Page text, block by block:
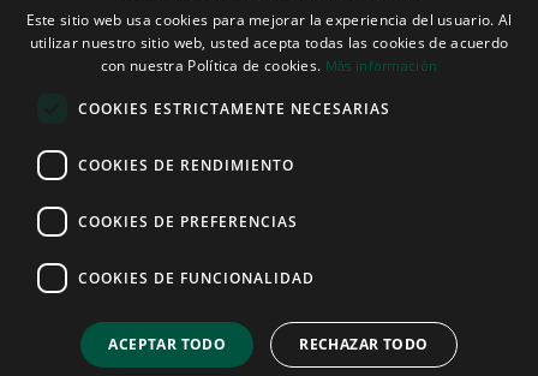
info@pamplona.uned.es
Lege-oharra Pribatutasun-politikaCookieen politika
Erreklamazio kanala
Este sitio web usa cookies para mejorar la experiencia del usuario. Al
utilizar nuestro sitio web, usted acepta todas las cookies de acuerdo
con nuestra Política de cookies. Más información
COOKIES ESTRICTAMENTE NECESARIAS
COOKIES DE RENDIMIENTO
COOKIES DE PREFERENCIAS
COOKIES DE FUNCIONALIDAD
ACEPTAR TODO RECHAZAR TODO